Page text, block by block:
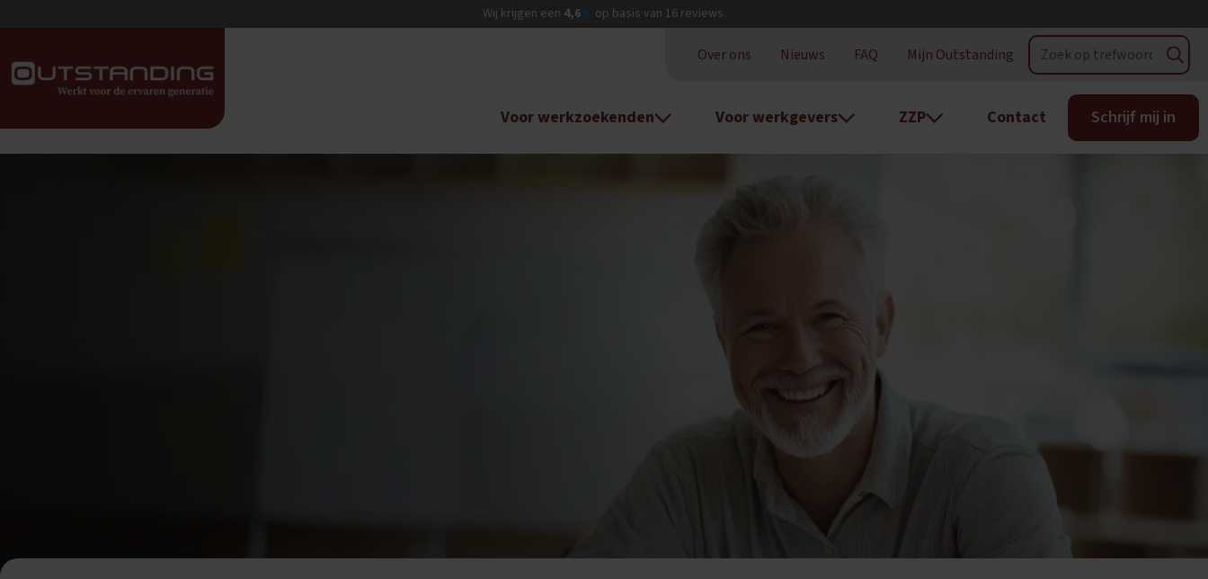
Wij krijgen een 4,6★ op basis van 16reviews.
Over ons Nieuws FAQ Mijn Outstanding
Voor werkzoekenden Voor werkgevers ZZP Contact Schrijf mij in